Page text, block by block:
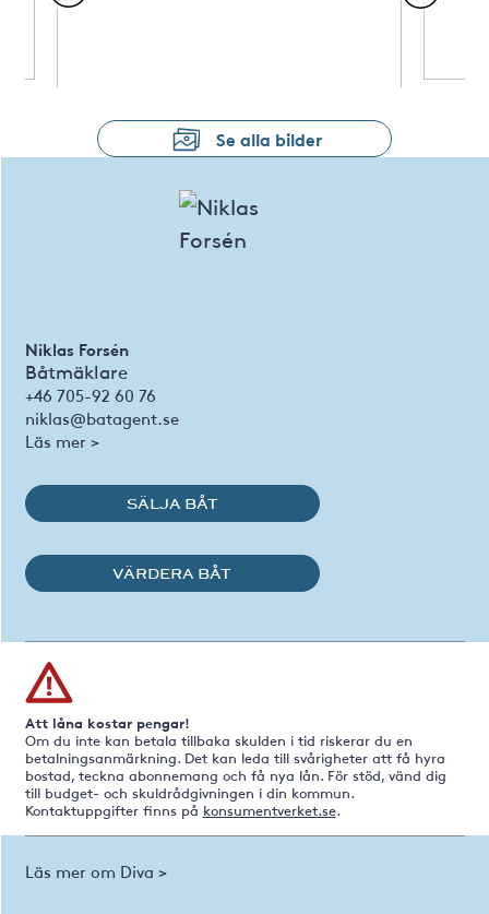
Se alla bilder
Niklas Forsén
Båtmäklare
+46 705-92 60 76
niklas@batagent.se
Läs mer >
SÄLJA BÅT
VÄRDERA BÅT
Att låna kostar pengar!
Om du inte kan betala tillbaka skulden i tid riskerar du en
betalningsanmärkning. Det kan leda till svårigheter att få hyra
bostad, teckna abonnemang och få nya lån. För stöd, vänd dig
till budget- och skuldrådgivningen i din kommun.
Kontaktuppgifter finns på konsumentverket.se.
Läs mer om Diva >